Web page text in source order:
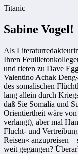
Titanic
Sabine Vogel!
Als
Ihren
und rieten zu Dave
Valentino Achak
des somalischen
lang allein durch
daß Sie Somalia und
Orientiertheit wäre
verlangt), aber mal
Flucht- und
Reisen« anzupreisen
weit gegangen?